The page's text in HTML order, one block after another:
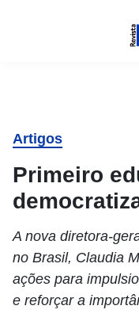
Artigos
Primeiro
A nova diretora-
no Brasil, Claudia
ações para
e reforçar a